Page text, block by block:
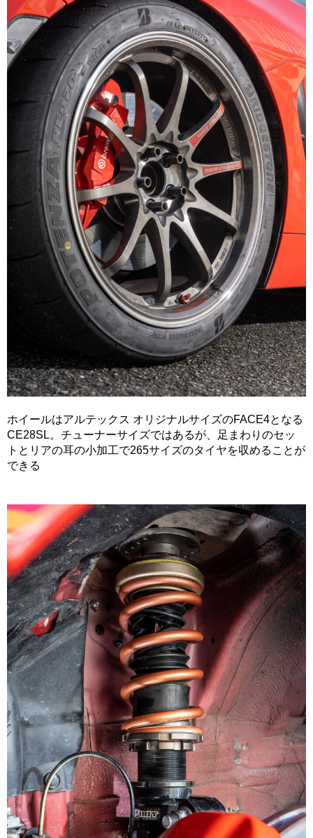
ホイールはアルテックス オリジナルサイズのFACE4となる
CE28SL。チューナーサイズではあるが、足まわりのセッ
トとリアの耳の小加工で265サイズのタイヤを収めることが
できる